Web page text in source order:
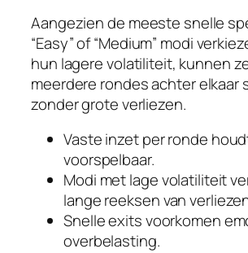
Aangezien de meeste snelle
“Easy” of “Medium” modi
hun lagere volatiliteit, kunnen
meerdere rondes achter elkaar
zonder grote verliezen.
Vaste inzet per ronde
voorspelbaar.
Modi met lage volatiliteit
lange reeksen van
Snelle exits voorkomen
overbelasting.